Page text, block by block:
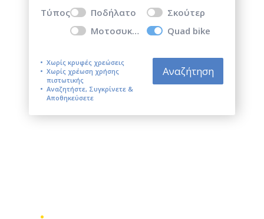
Τύπος Ποδήλατο
Σκούτερ
Μοτοσυκλέτα
Quad bike
Χωρίς κρυφές χρεώσεις
Χωρίς χρέωση χρήσης
πιστωτικής
Αναζητήστε, Συγκρίνετε &
Αποθηκεύσετε
Αναζήτηση